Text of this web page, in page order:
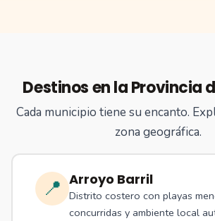
Destinos en la Provincia
Cada municipio tiene su encanto.
zona geográfica.
📍 Arroyo Barril
Distrito costero con playas
concurridas y ambiente local